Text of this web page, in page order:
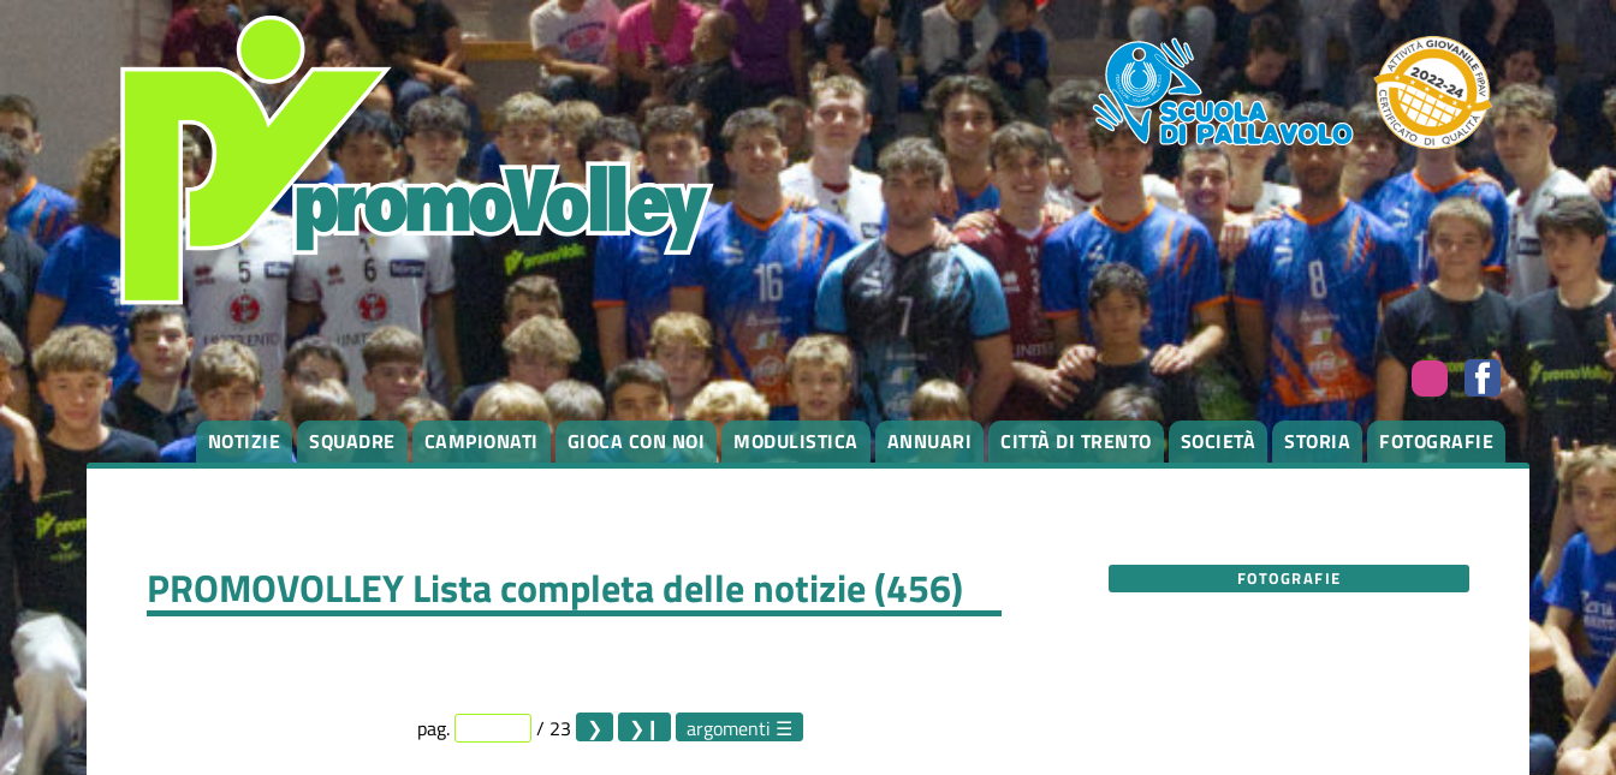
NOTIZIE SQUADRE CAMPIONATI GIOCA CON NOI MODULISTICA ANNUARI CITTÀ DI TRENTO SOCIETÀ STORIA FOTOGRAFIE
PROMOVOLLEYLista completa delle notizie (456)
pag. / 23 argomenti
Campionati
Eventi
FOTOGRAFIE